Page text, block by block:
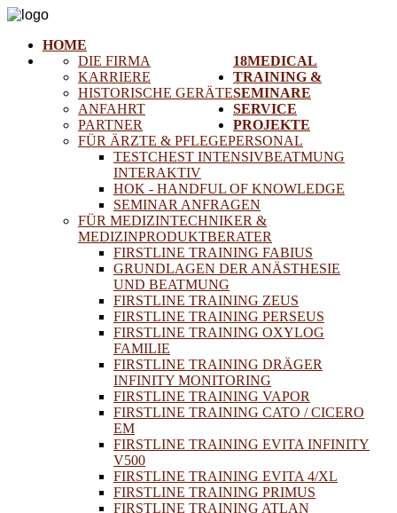
HOME
18MEDICAL
DIE FIRMA
KARRIERE
HISTORISCHE GERÄTE
ANFAHRT
PARTNER
TRAINING &
SEMINARE
FÜR ÄRZTE & PFLEGEPERSONAL
TESTCHEST INTENSIVBEATMUNG
INTERAKTIV
HOK - HANDFUL OF KNOWLEDGE
SEMINAR ANFRAGEN
FÜR MEDIZINTECHNIKER &
MEDIZINPRODUKTBERATER
FIRSTLINE TRAINING FABIUS
GRUNDLAGEN DER ANÄSTHESIE
UND BEATMUNG
FIRSTLINE TRAINING ZEUS
FIRSTLINE TRAINING PERSEUS
FIRSTLINE TRAINING OXYLOG
FAMILIE
FIRSTLINE TRAINING DRÄGER
INFINITY MONITORING
FIRSTLINE TRAINING VAPOR
FIRSTLINE TRAINING CATO / CICERO
EM
FIRSTLINE TRAINING EVITA INFINITY
V500
FIRSTLINE TRAINING EVITA 4/XL
FIRSTLINE TRAINING PRIMUS
FIRSTLINE TRAINING ATLAN
SERVICE
PROJEKTE